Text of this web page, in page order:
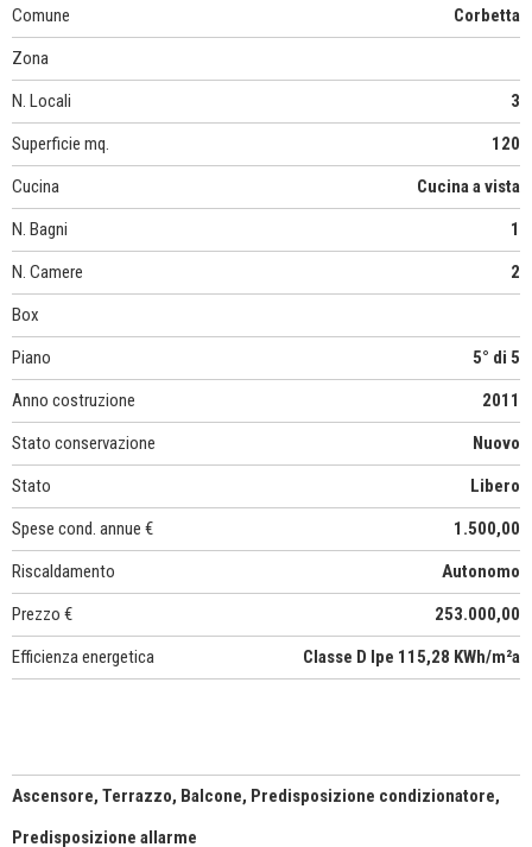
Comune
Corbetta
Zona
N. Locali
3
Superficie mq.
120
Cucina
Cucina a vista
N. Bagni
1
N. Camere
2
Box
Piano
5° di 5
Anno costruzione
2011
Stato conservazione
Nuovo
Stato
Libero
Spese cond. annue €
1.500,00
Riscaldamento
Autonomo
Prezzo €
253.000,00
Efficienza energetica
Classe D Ipe 115,28 KWh/m²a
Ascensore, Terrazzo, Balcone, Predisposizione condizionatore,
Predisposizione allarme